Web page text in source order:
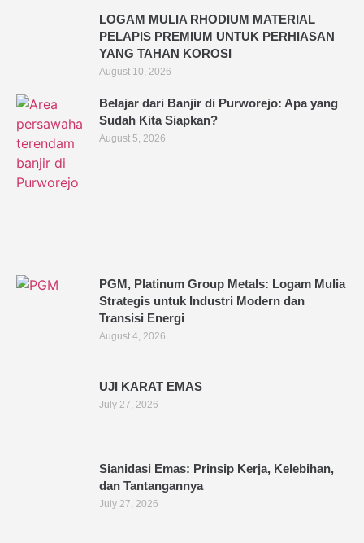
LOGAM MULIA RHODIUM MATERIAL
PELAPIS PREMIUM UNTUK PERHIASAN
YANG TAHAN KOROSI
August 10, 2026
Belajar dari Banjir di Purworejo: Apa yang
Sudah Kita Siapkan?
August 5, 2026
PGM, Platinum Group Metals: Logam Mulia
Strategis untuk Industri Modern dan
Transisi Energi
August 4, 2026
UJI KARAT EMAS
July 27, 2026
Sianidasi Emas: Prinsip Kerja, Kelebihan,
dan Tantangannya
July 27, 2026